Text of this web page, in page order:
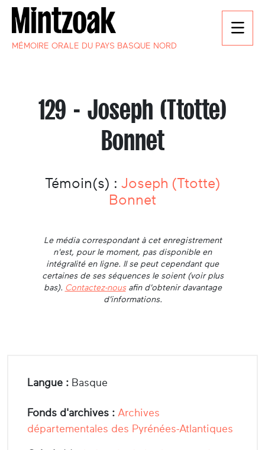
MÉMOIRE ORALE DU PAYS BASQUE NORD
129 - Joseph (Ttotte)
Bonnet
Témoin(s) : Joseph (Ttotte)
Bonnet
Le média correspondant à cet enregistrement
n'est, pour le moment, pas disponible en
intégralité en ligne. Il se peut cependant que
certaines de ses séquences le soient (voir plus
bas). Contactez-nousafin d'obtenir davantage
d'informations.
Langue : Basque
Fonds d'archives : Archives
départementales des Pyrénées-Atlantiques